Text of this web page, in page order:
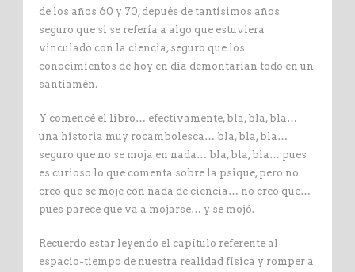
de los años 60 y 70, depués de tantísimos años
seguro que si se refería a algo que estuviera
vinculado con la ciencia, seguro que los
conocimientos de hoy en día demontarían todo en un
santiamén.
Y comencé el libro… efectivamente, bla, bla, bla…
una historia muy rocambolesca… bla, bla, bla…
seguro que no se moja en nada… bla, bla, bla… pues
es curioso lo que comenta sobre la psique, pero no
creo que se moje con nada de ciencia… no creo que…
pues parece que va a mojarse… y se mojó.
Recuerdo estar leyendo el capítulo referente al
espacio-tiempo de nuestra realidad física y romper a